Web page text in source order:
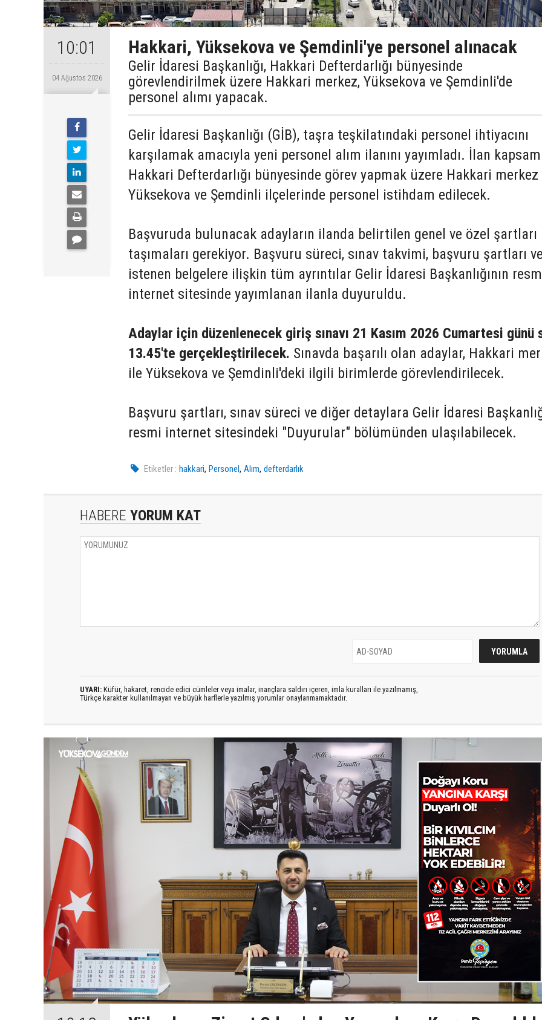
10:01
04 Ağustos 2026
Hakkari, Yüksekova ve Şemdinli'ye personel alınacak
Gelir İdaresi Başkanlığı, Hakkari Defterdarlığı bünyesinde
görevlendirilmek üzere Hakkari merkez, Yüksekova ve Şemdinli'de
personel alımı yapacak.
Gelir İdaresi Başkanlığı (GİB), taşra teşkilatındaki personel ihtiyacını
karşılamak amacıyla yeni personel alım ilanını yayımladı. İlan
Hakkari Defterdarlığı bünyesinde görev yapmak üzere Hakkari merkez
Yüksekova ve Şemdinli ilçelerinde personel istihdam edilecek.
Başvuruda bulunacak adayların ilanda belirtilen genel ve özel şartları
taşımaları gerekiyor. Başvuru süreci, sınav takvimi, başvuru şartları ve
istenen belgelere ilişkin tüm ayrıntılar Gelir İdaresi Başkanlığının
internet sitesinde yayımlanan ilanla duyuruldu.
Adaylar için düzenlenecek giriş sınavı 21 Kasım 2026 Cumartesi günü
13.45'te gerçekleştirilecek. Sınavda başarılı olan adaylar, Hakkari
ile Yüksekova ve Şemdinli'deki ilgili birimlerde görevlendirilecek.
Başvuru şartları, sınav süreci ve diğer detaylara Gelir İdaresi
resmi internet sitesindeki "Duyurular" bölümünden ulaşılabilecek.
Etiketler : hakkari,Personel,Alım,defterdarlık
HABERE YORUM KAT
UYARI: Küfür, hakaret, rencide edici cümleler veya imalar, inançlara saldırı içeren, imla kuralları ile yazılmamış,
Türkçe karakter kullanılmayan ve büyük harflerle yazılmış yorumlar onaylanmamaktadır.